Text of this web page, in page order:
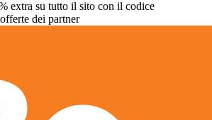
extra su tutto il sito con il codice
dei partner